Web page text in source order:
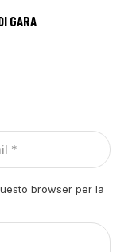
GARA
browser per la